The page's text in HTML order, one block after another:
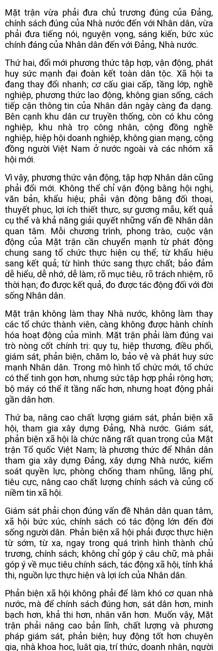
Mặt trận vừa phải đưa chủ trương đúng của Đảng,
chính sách đúng của Nhà nước đến với Nhân dân, vừa
phải đưa tiếng nói, nguyện vọng, sáng kiến, bức xúc
chính đáng của Nhân dân đến với Đảng, Nhà nước.
Thứ hai, đổi mới phương thức tập hợp, vận động, phát
huy sức mạnh đại đoàn kết toàn dân tộc. Xã hội ta
đang thay đổi nhanh; cơ cấu giai cấp, tầng lớp, nghề
nghiệp, phương thức lao động, không gian sống, cách
tiếp cận thông tin của Nhân dân ngày càng đa dạng.
Bên cạnh khu dân cư truyền thống, còn có khu công
nghiệp, khu nhà trọ công nhân, cộng đồng nghề
nghiệp, hiệp hội doanh nghiệp, không gian mạng, cộng
đồng người Việt Nam ở nước ngoài và các nhóm xã
hội mới.
Vì vậy, phương thức vận động, tập hợp Nhân dân cũng
phải đổi mới. Không thể chỉ vận động bằng hội nghị,
văn bản, khẩu hiệu; phải vận động bằng đối thoại,
thuyết phục, lợi ích thiết thực, sự gương mẫu, kết quả
cụ thể và khả năng giải quyết những vấn đề Nhân dân
quan tâm. Mỗi chương trình, phong trào, cuộc vận
động của Mặt trận cần chuyển mạnh từ phát động
chung sang tổ chức thực hiện cụ thể; từ khẩu hiệu
sang kết quả; từ hình thức sang thực chất; bảo đảm
dễ hiểu, dễ nhớ, dễ làm; rõ mục tiêu, rõ trách nhiệm, rõ
thời hạn; đo được kết quả, đo được tác động đối với đời
sống Nhân dân.
Mặt trận không làm thay Nhà nước, không làm thay
các tổ chức thành viên, càng không được hành chính
hóa hoạt động của mình. Mặt trận phải làm đúng vai
trò nòng cốt chính trị: quy tụ, hiệp thương, điều phối,
giám sát, phản biện, chăm lo, bảo vệ và phát huy sức
mạnh Nhân dân. Trong mô hình tổ chức mới, tổ chức
có thể tinh gọn hơn, nhưng sức tập hợp phải rộng hơn;
bộ máy có thể ít tầng nấc hơn, nhưng hoạt động phải
gần dân hơn.
Thứ ba, nâng cao chất lượng giám sát, phản biện xã
hội, tham gia xây dựng Đảng, Nhà nước. Giám sát,
phản biện xã hội là chức năng rất quan trọng của Mặt
trận Tổ quốc Việt Nam; là phương thức để Nhân dân
tham gia xây dựng Đảng, xây dựng Nhà nước, kiểm
soát quyền lực, phòng chống tham nhũng, lãng phí,
tiêu cực, nâng cao chất lượng chính sách và củng cố
niềm tin xã hội.
Giám sát phải chọn đúng vấn đề Nhân dân quan tâm,
xã hội bức xúc, chính sách có tác động lớn đến đời
sống người dân. Phản biện xã hội phải được thực hiện
từ sớm, từ xa, ngay trong quá trình hình thành chủ
trương, chính sách; không chỉ góp ý câu chữ, mà phải
góp ý về mục tiêu chính sách, tác động xã hội, tính khả
thi, nguồn lực thực hiện và lợi ích của Nhân dân.
Phản biện xã hội không phải để làm khó cơ quan nhà
nước, mà để chính sách đúng hơn, sát dân hơn, minh
bạch hơn, khả thi hơn, nhân văn hơn. Muốn vậy, Mặt
trận phải nâng cao bản lĩnh, chất lượng và phương
pháp giám sát, phản biện; huy động tốt hơn chuyên
gia, nhà khoa học, luật gia, trí thức, doanh nhân, người